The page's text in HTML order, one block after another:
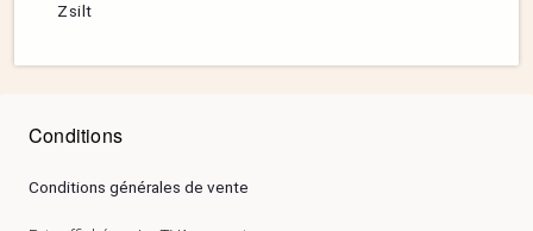
Zsilt
Conditions
Conditions générales de vente